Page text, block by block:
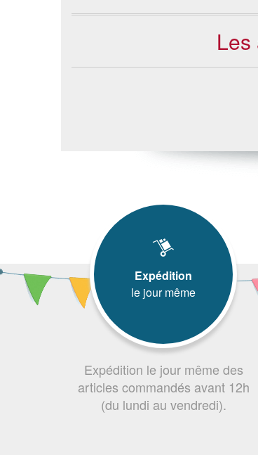
Expédition
le jour même
Expédition le jour même des
articles commandés avant 12h
(du lundi au vendredi).